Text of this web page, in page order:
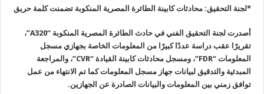
*لجنة التحقيق: محادثات كابينة الطائرة المصرية المنكوبة تضمنت كلمة حريق
أصدرت لجنة التحقيق الفني في حادث الطائرة المصرية المنكوبة “A320”
،
تقريرًا عقب دراسة عددًا كبيرًا من المعلومات الخاصة بجهازي مسجل
المعلومات “FDR” ، ومسجل محادثات كابينة القيادة “CVR”
، والمراجعة
المبدئية والتدقيق لبيانات جهاز مسجل المعلومات كما تم الانتهاء من عمل
توافق زمني بين المعلومات والبيانات الصادرة عن الجهازين.